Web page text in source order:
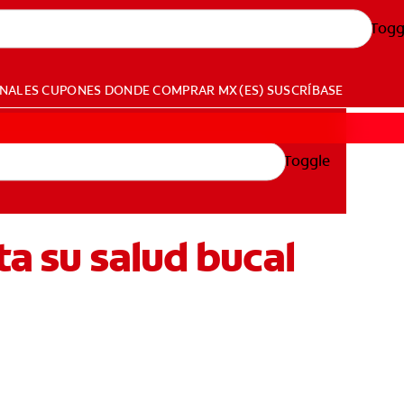
CUPONES DONDE COMPRAR MX (ES) SUSCRÍBASE
Toggle
su salud bucal